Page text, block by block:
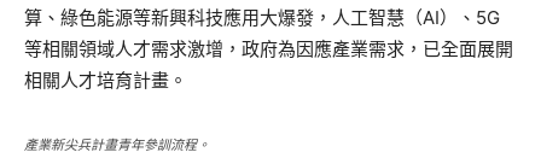
算、綠色能源等新興科技應用大爆發，人工智慧（AI）、5G
等相關領域人才需求激增，政府為因應產業需求，已全面展開
相關人才培育計畫。
產業新尖兵計畫青年參訓流程。